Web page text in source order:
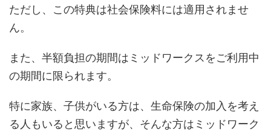
ただし、この特典は社会保険料には適用されませ
ん。
また、半額負担の期間はミッドワークスをご利用中
の期間に限られます。
特に家族、子供がいる方は、生命保険の加入を考え
る人もいると思いますが、そんな方はミッドワーク